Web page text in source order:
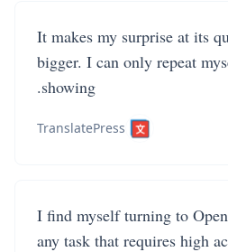
It makes my surprise at its
bigger. I can only repeat
showing.
TranslatePress
I find myself turning to
any task that requires high